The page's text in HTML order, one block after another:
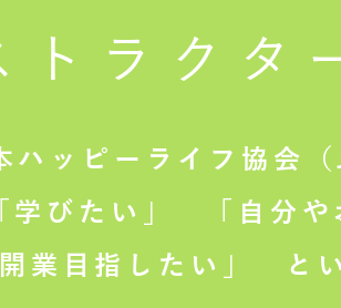
トラクタ
ハッピーライフ協会
びたい」
「自分や
業目指したい」
とい